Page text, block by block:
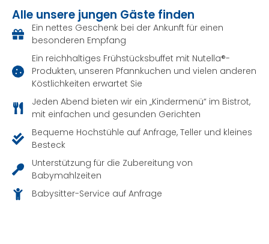
Alle unsere jungen Gäste finden
Ein nettes Geschenk bei der Ankunft für einen
besonderen Empfang
Ein reichhaltiges Frühstücksbuffet mit Nutella®-
Produkten, unseren Pfannkuchen und vielen anderen
Köstlichkeiten erwartet Sie
Jeden Abend bieten wir ein „Kindermenü“ im Bistrot,
mit einfachen und gesunden Gerichten
Bequeme Hochstühle auf Anfrage, Teller und kleines
Besteck
Unterstützung für die Zubereitung von
Babymahlzeiten
Babysitter-Service auf Anfrage